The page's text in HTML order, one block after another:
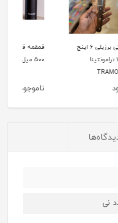
قمقمه فلاسک قلمی استیل
500 میل
نی